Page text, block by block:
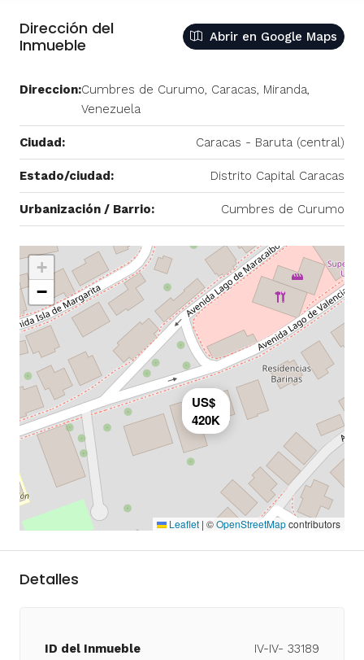
Dirección del
Inmueble
Abrir en Google Maps
Direccion:Cumbres de Curumo, Caracas, Miranda,
Venezuela
Ciudad: Caracas - Baruta (central)
Estado/ciudad: Distrito Capital Caracas
Urbanización / Barrio: Cumbres de Curumo
US$
420K
+
−
Leaflet | ©OpenStreetMapcontributors
Detalles
ID del Inmueble IV-IV- 33189